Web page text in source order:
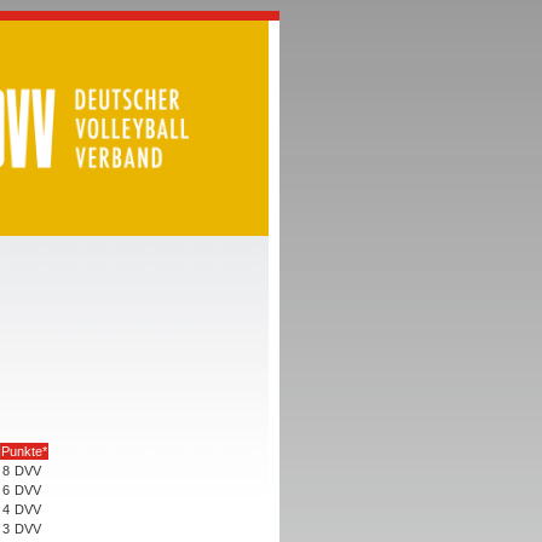
Punkte*
8 DVV
6 DVV
4 DVV
3 DVV